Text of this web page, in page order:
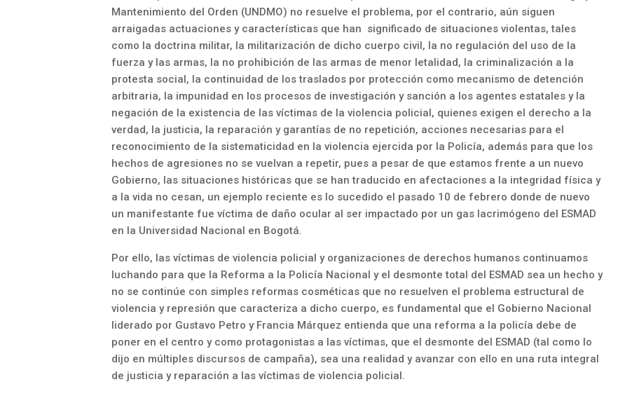
Mantenimiento del Orden (UNDMO) no resuelve el problema, por el contrario, aún siguen
arraigadas actuaciones y características que han significado de situaciones violentas, tales
como la doctrina militar, la militarización de dicho cuerpo civil, la no regulación del uso de la
fuerza y las armas, la no prohibición de las armas de menor letalidad, la criminalización a la
protesta social, la continuidad de los traslados por protección como mecanismo de detención
arbitraria, la impunidad en los procesos de investigación y sanción a los agentes estatales y la
negación de la existencia de las víctimas de la violencia policial, quienes exigen el derecho a la
verdad, la justicia, la reparación y garantías de no repetición, acciones necesarias para el
reconocimiento de la sistematicidad en la violencia ejercida por la Policía, además para que los
hechos de agresiones no se vuelvan a repetir, pues a pesar de que estamos frente a un nuevo
Gobierno, las situaciones históricas que se han traducido en afectaciones a la integridad física y
a la vida no cesan, un ejemplo reciente es lo sucedido el pasado 10 de febrero donde de nuevo
un manifestante fue víctima de daño ocular al ser impactado por un gas lacrimógeno del ESMAD
en la Universidad Nacional en Bogotá.
Por ello, las víctimas de violencia policial y organizaciones de derechos humanos continuamos
luchando para que la Reforma a la Policía Nacional y el desmonte total del ESMAD sea un hecho y
no se continúe con simples reformas cosméticas que no resuelven el problema estructural de
violencia y represión que caracteriza a dicho cuerpo, es fundamental que el Gobierno Nacional
liderado por Gustavo Petro y Francia Márquez entienda que una reforma a la policía debe de
poner en el centro y como protagonistas a las víctimas, que el desmonte del ESMAD (tal como lo
dijo en múltiples discursos de campaña), sea una realidad y avanzar con ello en una ruta integral
de justicia y reparación a las víctimas de violencia policial.